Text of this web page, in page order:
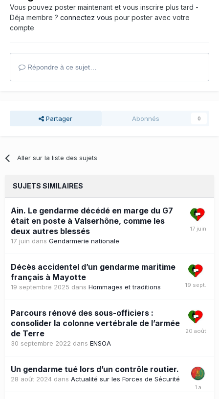
Vous pouvez poster maintenant et vous inscrire plus tard -
Déja membre ? connectez vous pour poster avec votre
compte
Répondre à ce sujet…
Partager Abonnés 0
Aller sur la liste des sujets
SUJETS SIMILAIRES
Ain. Le gendarme décédé en marge du G7
était en poste à Valserhône, comme les
deux autres blessés
17 juin dans Gendarmerie nationale
Décès accidentel d’un gendarme maritime
français à Mayotte
19 septembre 2025 dans Hommages et traditions
Parcours rénové des sous-officiers :
consolider la colonne vertébrale de l’armée
de Terre
30 septembre 2022 dans ENSOA
Un gendarme tué lors d’un contrôle routier.
28 août 2024 dans Actualité sur les Forces de Sécurité